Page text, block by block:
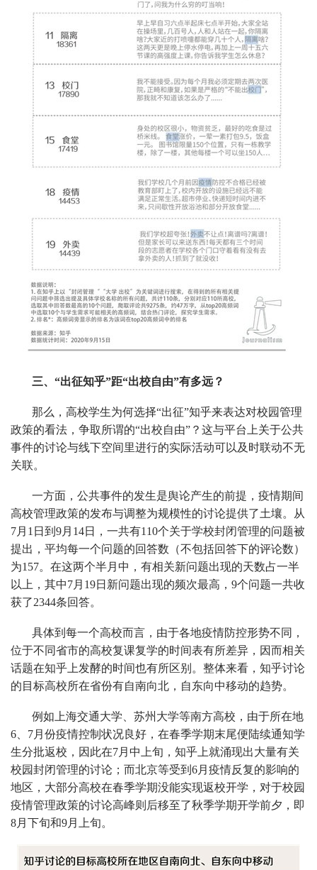
三、“出征知乎”距“出校自由”有多远？
那么，高校学生为何选择“出征”知乎来表达对校园管理
政策的看法，争取所谓的“出校自由”？这与平台上关于公共
事件的讨论与线下空间里进行的实际活动可以及时联动不无
关联。
一方面，公共事件的发生是舆论产生的前提，疫情期间
高校管理政策的发布与调整为规模性的讨论提供了土壤。从
7月1日到9月14日，一共有110个关于学校封闭管理的问题被
提出，平均每一个问题的回答数（不包括回答下的评论数）
为157。在这两个半月中，有相关新问题出现的天数占一半
以上，其中7月19日新问题出现的频次最高，9个问题一共收
获了2344条回答。
具体到每一个高校而言，由于各地疫情防控形势不同，
位于不同省市的高校复课复学的时间表有所差异，因而相关
话题在知乎上发酵的时间也有所区别。整体来看，知乎讨论
的目标高校所在省份有自南向北，自东向中移动的趋势。
例如上海交通大学、苏州大学等南方高校，由于所在地
6、7月份疫情控制状况良好，在春季学期末尾便陆续通知学
生分批返校，因此在7月中上旬，知乎上就涌现出大量有关
校园封闭管理的讨论；而北京等受到6月疫情反复的影响的
地区，大部分高校在春季学期没能实现返校开学，对于校园
疫情管理政策的讨论高峰则后移至了秋季学期开学前夕，即
8月下旬和9月上旬。